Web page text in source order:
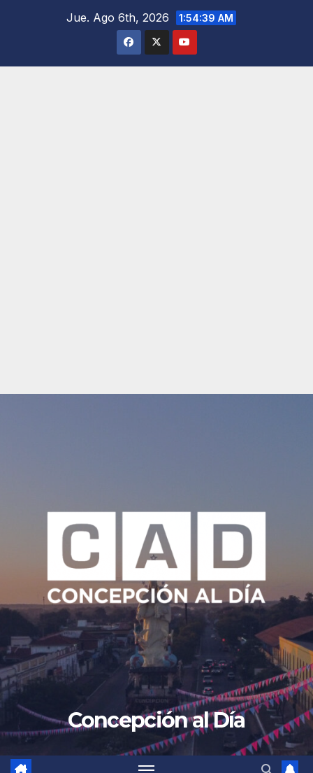
Jue. Ago 6th, 2026 1:54:40 AM
Concepción al Día